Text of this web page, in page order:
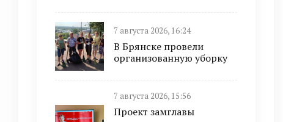
7 августа 2026, 16:24
В Брянске провели
организованную уборку
7 августа 2026, 15:56
Проект замглавы